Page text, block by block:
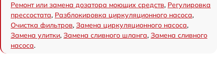
Ремонт или замена дозатора моющих средств, Регулировка
прессостата, Разблокировка циркуляционного насоса,
Очистка фильтров, Замена циркуляционного насоса,
Замена улитки, Замена сливного шланга, Замена сливного
насоса.